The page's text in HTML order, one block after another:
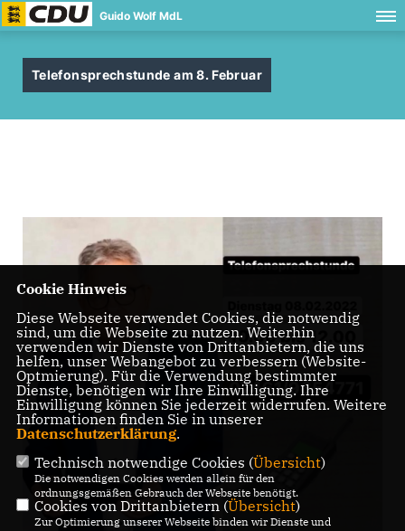
Guido Wolf MdL
Telefonsprechstunde am 8. Februar
Cookie Hinweis
Diese Webseite verwendet Cookies, die notwendig
sind, um die Webseite zu nutzen. Weiterhin
verwenden wir Dienste von Drittanbietern, die uns
helfen, unser Webangebot zu verbessern (Website-
Optmierung). Für die Verwendung bestimmter
Dienste, benötigen wir Ihre Einwilligung. Ihre
Einwilligung können Sie jederzeit widerrufen. Weitere
Informationen finden Sie in unserer
Datenschutzerklärung.
Technisch notwendige Cookies (Übersicht)
Die notwendigen Cookies werden allein für den
ordnungsgemäßen Gebrauch der Webseite benötigt.
Cookies von Drittanbietern (Übersicht)
Zur Optimierung unserer Webseite binden wir Dienste und